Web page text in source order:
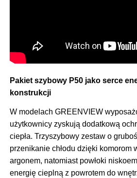
Pakiet szybowy P50 jako serce
konstrukcji
W modelach GREENVIEW
użytkownicy zyskują dodatkową
ciepła. Trzyszybowy zestaw o
przenikanie chłodu dzięki komorom
argonem, natomiast powłoki
energię cieplną z powrotem do